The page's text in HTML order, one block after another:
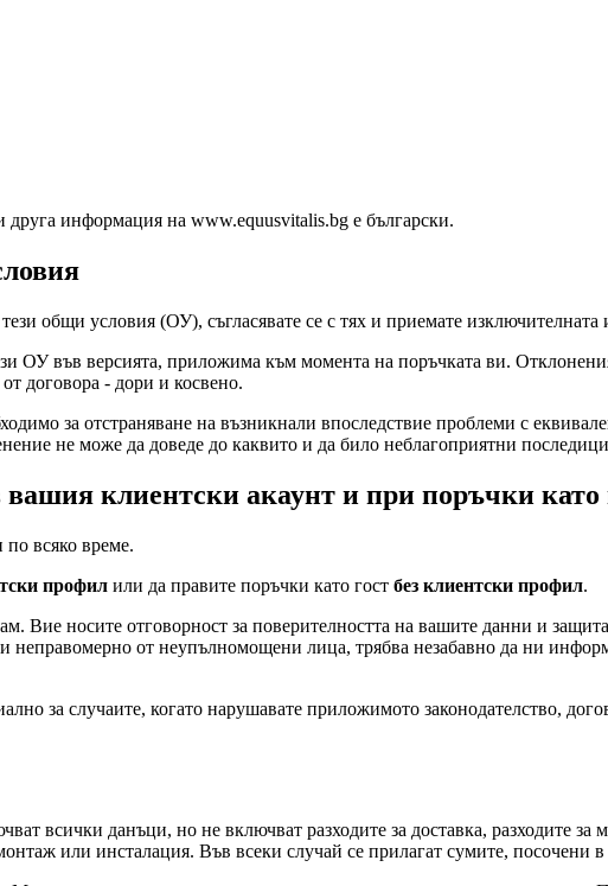
информация на www.equusvitalis.bg е български.
общи условия (ОУ), съгласявате се с тях и приемате изключителната
ОУ във версията, приложима към момента на поръчката ви.
договора - дори и косвено.
за отстраняване на възникнали впоследствие проблеми с
не може да доведе до каквито и да било неблагоприятни последици
клиентски акаунт и при поръчки като
всяко време.
профил или да правите поръчки като гост без клиентски профил.
Вие носите отговорност за поверителността на вашите данни и
от неупълномощени лица, трябва незабавно да ни
за случаите, когато нарушавате приложимото законодателство,
всички данъци, но не включват разходите за доставка, разходите за
или инсталация. Във всеки случай се прилагат сумите, посочени